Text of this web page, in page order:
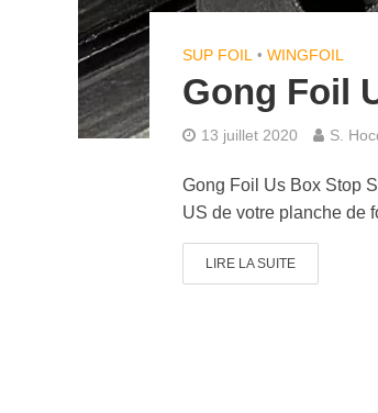
SUP FOIL • WINGFOIL
Gong Foil
13 juillet 2020 S.
Gong Foil Us Box Stop
US de votre planche de
LIRE LA SUITE